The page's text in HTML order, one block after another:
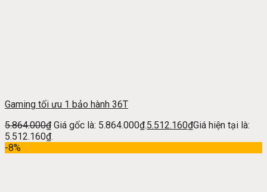
Gaming tối ưu 1 bảo hành 36T
5.864.000₫ Giá gốc là: 5.864.000₫.5.512.160₫Giá hiện tại là:
5.512.160₫.
-8%